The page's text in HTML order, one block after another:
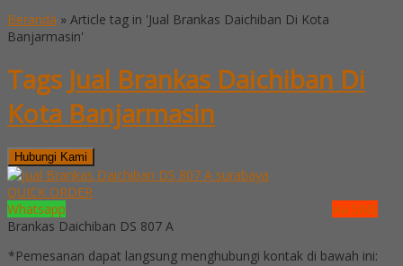
Beranda » Article tag in 'Jual Brankas Daichiban Di Kota
Banjarmasin'
Tags Jual Brankas Daichiban Di
Kota Banjarmasin
Hubungi Kami
QUICK ORDER
Whatsapp
via SMS
Brankas Daichiban DS 807 A
*Pemesanan dapat langsung menghubungi kontak di bawah ini: